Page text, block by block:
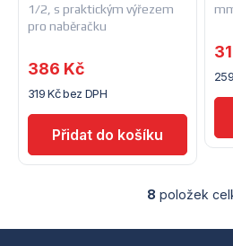
1/2, s praktickým výřezem
pro naběračku
319 Kč bez DPH
386 Kč
O
l
8 položek